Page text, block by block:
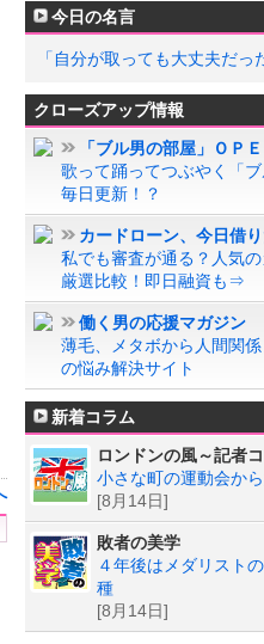
今日の名言
「自分が取っても大丈夫だっ
クローズアップ情報
「ブル男の部屋」ＯＰＥ
歌って踊ってつぶやく「
毎日更新！？
カードローン、今日借り
私でも審査が通る？人気
厳選比較！即日融資も⇒
働く男の応援マガジン
薄毛、メタボから人間関
の悩み解決サイト
新着コラム
ロンドンの風～記者
小さな町の運動会か
[8月14日]
敗者の美学
４年後はメダリスト
種
[8月14日]